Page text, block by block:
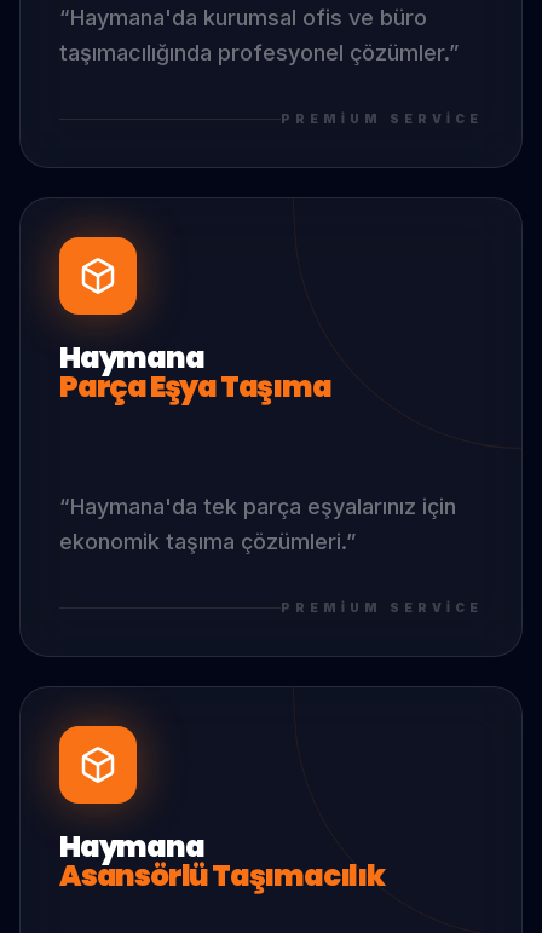
“Haymana'da kurumsal ofis ve büro
taşımacılığında profesyonel çözümler.”
PREMIUM SERVICE
Haymana
Parça Eşya Taşıma
“Haymana'da tek parça eşyalarınız için
ekonomik taşıma çözümleri.”
PREMIUM SERVICE
Haymana
Asansörlü Taşımacılık